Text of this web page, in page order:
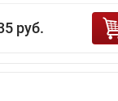
руб.